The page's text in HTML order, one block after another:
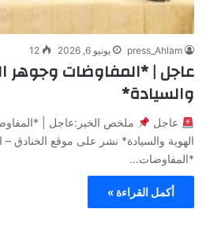
press_Ahlam يونيو 6, 2026 12
عاجل | *المفاوضات وجوهر
والسيادة*
عاجل
ملخص الخبر:عاجل |
*المفاوضات…
أكمل القراءة »